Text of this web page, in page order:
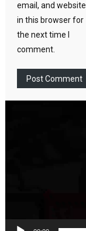
email, and website
in this browser for
the next time I
comment.